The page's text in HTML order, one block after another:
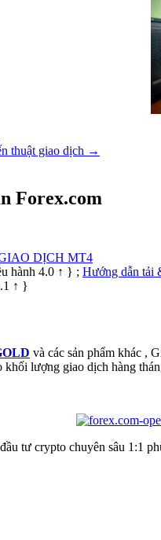
thuật giao dịch →
Forex.com
DỊCH MT4
hành 4.0 ↑ } ; Hướng dẫn tải
↑ }
và các sản phẩm khác ,
khối lượng giao dịch hàng
tư crypto chuyên sâu 1:1